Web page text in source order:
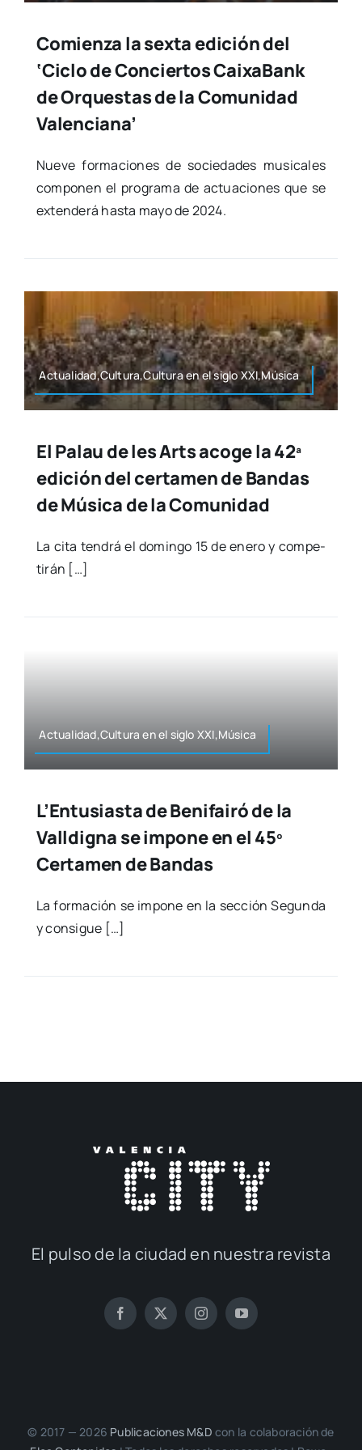
Comienza la sexta edición del
‘Ciclo de Conciertos CaixaBank
de Orquestas de la Comunidad
Valenciana’
Nue­ve for­ma­cio­nes de socie­da­des musi­ca­les
com­po­nen el pro­gra­ma de actua­cio­nes que se
exten­de­rá has­ta mayo de 2024.
Actualidad,Cultura,Cultura en el siglo XXI,Música
El Palau de les Arts acoge la 42ª
edición del certamen de Bandas
de Música de la Comunidad
La cita ten­drá el domin­go 15 de enero y com­pe­
ti­rán […]
Actualidad,Cultura en el siglo XXI,Música
L’Entusiasta de Benifairó de la
Valldigna se impone en el 45º
Certamen de Bandas
La for­ma­ción se impo­ne en la sec­ción Segun­da
y con­si­gue […]
El pul­so de la ciu­dad en nues­tra revis­ta
© 2017 — 2026 Publi­ca­cio­nes M&D con la cola­bo­ra­ción de